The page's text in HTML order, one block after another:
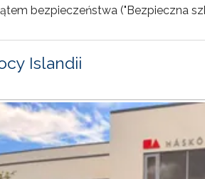
bezpieczeństwa ("Bezpieczna
Islandii